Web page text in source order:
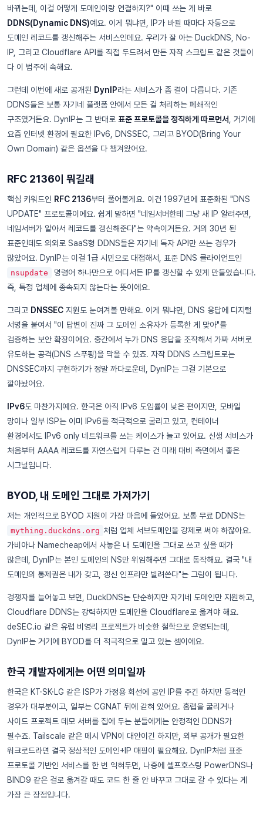
바뀌는데, 이걸 어떻게 도메인이랑 연결하지?" 이때 쓰는 게 바로
DDNS(Dynamic DNS)예요. 이게 뭐냐면, IP가 바뀔 때마다 자동으로
도메인 레코드를 갱신해주는 서비스인데요. 우리가 잘 아는 DuckDNS, No-
IP, 그리고 Cloudflare API를 직접 두드려서 만든 자작 스크립트 같은 것들이
다 이 범주에 속해요.
그런데 이번에 새로 공개된 DynIP라는 서비스가 좀 결이 다릅니다. 기존
DDNS들은 보통 자기네 플랫폼 안에서 모든 걸 처리하는 폐쇄적인
구조였거든요. DynIP는 그 반대로 표준 프로토콜을 정직하게 따르면서
, 거기에
요즘 인터넷 환경에 필요한 IPv6, DNSSEC, 그리고 BYOD(Bring Your
Own Domain) 같은 옵션을 다 챙겨왔어요.
RFC 2136이 뭐길래
핵심 키워드인 RFC 2136부터 풀어볼게요. 이건 1997년에 표준화된 "DNS
UPDATE" 프로토콜이에요. 쉽게 말하면 "네임서버한테 그냥 새 IP 알려주면,
네임서버가 알아서 레코드를 갱신해준다"는 약속이거든요. 거의 30년 된
표준인데도 의외로 SaaS형 DDNS들은 자기네 독자 API만 쓰는 경우가
많았어요. DynIP는 이걸 1급 시민으로 대접해서, 표준 DNS 클라이언트인
nsupdate
명령어 하나만으로 어디서든 IP를 갱신할 수 있게 만들었습니다.
즉, 특정 업체에 종속되지 않는다는 뜻이에요.
그리고 DNSSEC 지원도 눈여겨볼 만해요. 이게 뭐냐면, DNS 응답에 디지털
서명을 붙여서 "이 답변이 진짜 그 도메인 소유자가 등록한 게 맞아"를
검증하는 보안 확장이에요. 중간에서 누가 DNS 응답을 조작해서 가짜 서버로
유도하는 공격(DNS 스푸핑)을 막을 수 있죠. 자작 DDNS 스크립트로는
DNSSEC까지 구현하기가 정말 까다로운데, DynIP는 그걸 기본으로
깔아놨어요.
IPv6도 마찬가지예요. 한국은 아직 IPv6 도입률이 낮은 편이지만, 모바일
망이나 일부 ISP는 이미 IPv6를 적극적으로 굴리고 있고, 컨테이너
환경에서도 IPv6 only 네트워크를 쓰는 케이스가 늘고 있어요. 신생 서비스가
처음부터 AAAA 레코드를 자연스럽게 다루는 건 미래 대비 측면에서 좋은
시그널입니다.
BYOD, 내 도메인 그대로 가져가기
저는 개인적으로 BYOD 지원이 가장 마음에 들었어요. 보통 무료 DDNS는
mything.duckdns.org 처럼 업체 서브도메인을 강제로 써야 하잖아요.
가비아나 Namecheap에서 사놓은 내 도메인을 그대로 쓰고 싶을 때가
많은데, DynIP는 본인 도메인의 NS만 위임해주면 그대로 동작해요. 결국 "내
도메인의 통제권은 내가 갖고, 갱신 인프라만 빌려쓴다"는 그림이 됩니다.
경쟁자를 늘어놓고 보면, DuckDNS는 단순하지만 자기네 도메인만 지원하고,
Cloudflare DDNS는 강력하지만 도메인을 Cloudflare로 옮겨야 해요.
deSEC.io 같은 유럽 비영리 프로젝트가 비슷한 철학으로 운영되는데,
DynIP는 거기에 BYOD를 더 적극적으로 밀고 있는 셈이에요.
한국 개발자에게는 어떤 의미일까
한국은 KT·SK·LG 같은 ISP가 가정용 회선에 공인 IP를 주긴 하지만 동적인
경우가 대부분이고, 일부는 CGNAT 뒤에 갇혀 있어요. 홈랩을 굴리거나
사이드 프로젝트 데모 서버를 집에 두는 분들에게는 안정적인 DDNS가
필수죠. Tailscale 같은 메시 VPN이 대안이긴 하지만, 외부 공개가 필요한
워크로드라면 결국 정상적인 도메인+IP 매핑이 필요해요. DynIP처럼 표준
프로토콜 기반인 서비스를 한 번 익혀두면, 나중에 셀프호스팅 PowerDNS나
BIND9 같은 걸로 옮겨갈 때도 코드 한 줄 안 바꾸고 그대로 갈 수 있다는 게
가장 큰 장점입니다.